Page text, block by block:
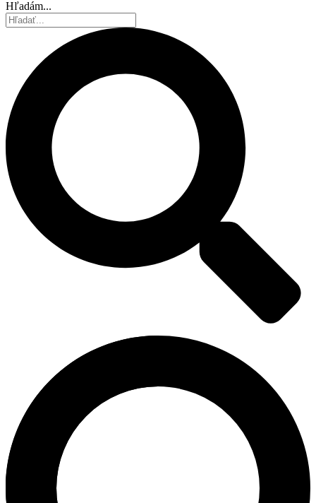
Hľadám...